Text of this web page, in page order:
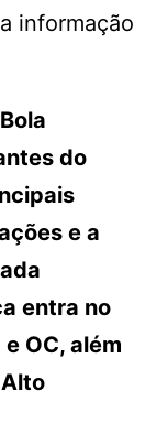
informação
do
e a
entra no
OC, além